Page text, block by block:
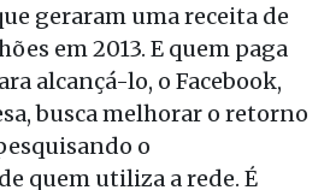
geraram uma receita de
em 2013. E quem paga
alcançá-lo, o Facebook,
busca melhorar o retorno
o
quem utiliza a rede. É